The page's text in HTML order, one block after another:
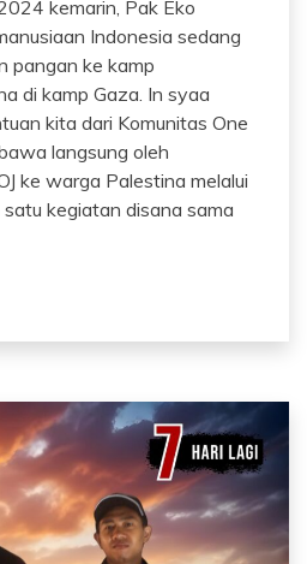
kemarin, Pak Eko
Indonesia sedang
pangan ke kamp
di kamp Gaza. In syaa
kita dari Komunitas One
langsung oleh
ke warga Palestina melalui
satu kegiatan disana sama